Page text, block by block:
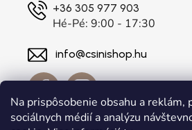
Na prispôsobenie obsahu a reklám,
sociálnych médií a analýzu
+36 305 977 903
Hé-Pé: 9:00 - 17:30
info@csinishop.hu